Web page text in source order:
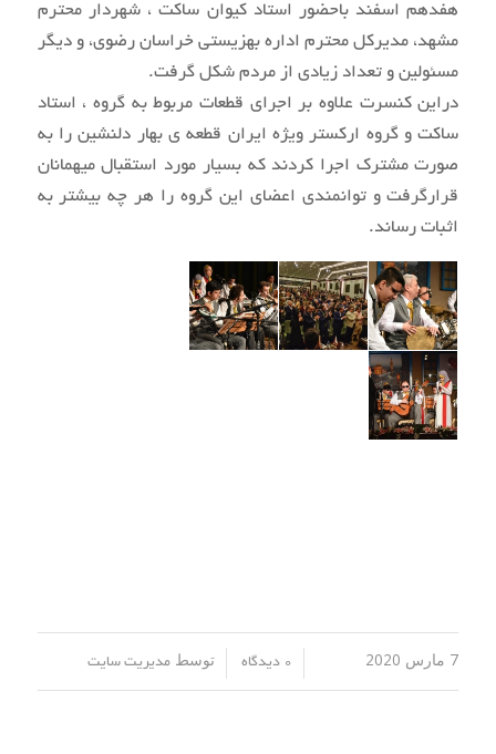
هفدهم اسفند باحضور استاد کیوان ساکت ، شهردار محترم
مشهد، مدیرکل محترم اداره بهزیستی خراسان رضوی، و دیگر
مسئولین و تعداد زیادی از مردم شکل گرفت.
دراین کنسرت علاوه بر اجرای قطعات مربوط به گروه ، استاد
ساکت و گروه ارکستر ویژه ایران قطعه ی بهار دلنشین را به
صورت مشترک اجرا کردند که بسیار مورد استقبال میهمانان
قرارگرفت و توانمندی اعضای این گروه را هر چه بیشتر به
اثبات رساند.
7 مارس 2020 / 0 دیدگاه توسط مدیریت سایت